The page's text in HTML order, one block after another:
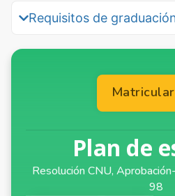
Requisitos de
Plan de
Resolución CNU,
98